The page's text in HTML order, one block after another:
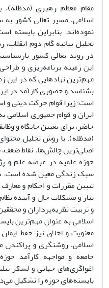
مقام معظم رهبری (مدظله)،
اسلامی، مسیر تعالی کشور
نموده‌اند. بنابراین بایسته
تحلیل بیانیه گام دوم
در روند تعالی کشور
این زمینه برنامه‌ریزی و
مهم‌ترین نهادهایی که در این
بشناسد و حضوری کارآمد در
است؛ زیرا قوام حرکت دینی و
ایران و قوام جمهوری اسلامی
حاضر، برای تعیین جایگاه و
(مدظله). با روش تحلیل
اصلی‌ترین چالش‌ها، نقاط
حوزه علمیه در عرصه علم و
سبک زندگی معین شده است.
تبیین مقررات و احکام و
نیاز و مشکلات حال و آینده
و تربیت نظریه‌پردازان و
اسلامی به عنوان مهم‌ترین
معنویت و اخلاق نیز حفظ
اسلامی، روشنگری و
جامعه و مواجهه کارآمد
اغواگری‌های جهانی و لشکر
بایسته‌های حوزه را تشکیل